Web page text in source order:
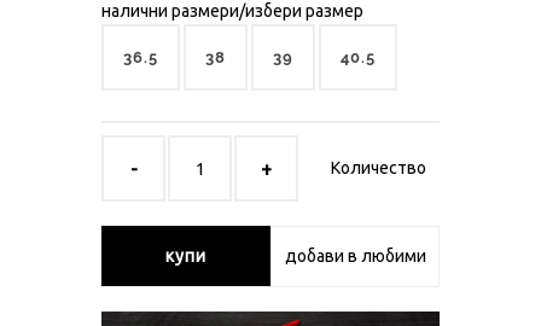
налични размери/избери размер
36.5 38 39 40.5
Количество
купи добави в любими